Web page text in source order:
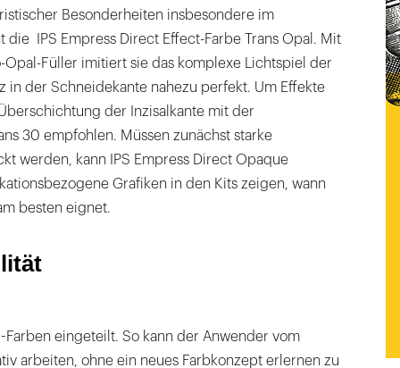
Besonderheiten insbesondere im
IPS Empress Direct Effect-Farbe Trans Opal. Mit
Füller imitiert sie das komplexe Lichtspiel der
in der Schneidekante nahezu perfekt. Um Effekte
der Inzisalkante mit der
30 empfohlen. Müssen zunächst starke
werden, kann IPS Empress Direct Opaque
Grafiken in den Kits zeigen, wann
besten eignet.
Farben eingeteilt. So kann der Anwender vom
arbeiten, ohne ein neues Farbkonzept erlernen zu